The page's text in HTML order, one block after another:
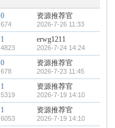
0
674
资源推荐官
2026-7-26 11:33
1
4823
erwg1211
2026-7-24 14:24
0
678
资源推荐官
2026-7-23 11:45
1
5319
资源推荐官
2026-7-19 14:10
1
6053
资源推荐官
2026-7-19 14:10